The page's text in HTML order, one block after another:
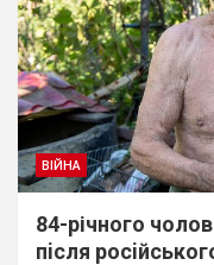
ВІЙНА
84-річного
пiсля